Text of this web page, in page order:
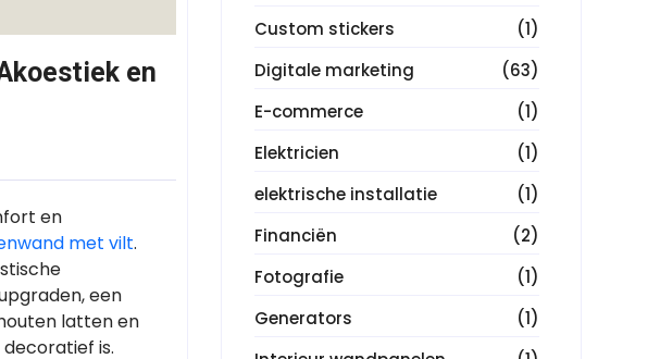
en
en
met vilt.
een
latten en
is.
Custom stickers
(1)
Digitale marketing
(63)
E-commerce
(1)
Elektricien
(1)
elektrische installatie
(1)
Financiën
(2)
Fotografie
(1)
Generators
(1)